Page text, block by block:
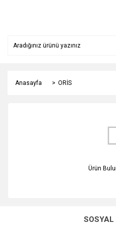
Anasayfa ORİS
Ürün
SOSYAL